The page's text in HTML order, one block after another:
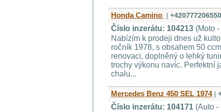
Honda Camino | +420777206550
Číslo inzerátu: 104213 (Moto
Nabízím k prodeji dnes už
ročník 1978, s obsahem 50
renovaci, doplněný o lehký
trochy výkonu navíc. Perfektní
chalu...
Mercedes Benz 450 SEL 1974 |
Číslo inzerátu: 104171 (Auto -